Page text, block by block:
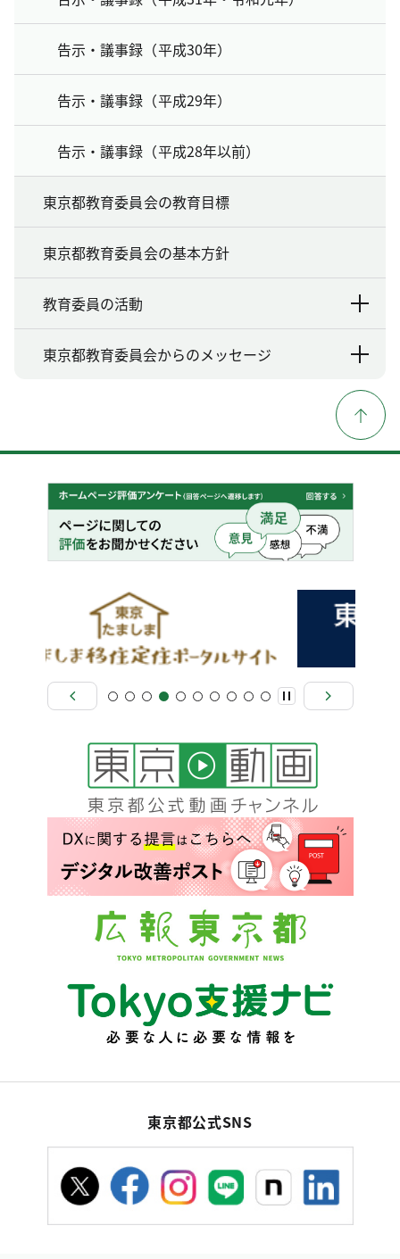
告示・議事録（平成30年）
告示・議事録（平成29年）
告示・議事録（平成28年以前）
東京都教育委員会の教育目標
東京都教育委員会の基本方針
教育委員の活動
東京都教育委員会からのメッセージ
東京都公式SNS